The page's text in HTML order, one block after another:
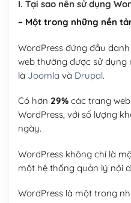
Hosting 8GB SSD (1
I. Tại sao nên sử dụng
– Một trong những nền
WordPress đứng đầu
web thường được sử dụng
là Joomla và Drupal.
Có hơn 29%các trang
WordPress, với số lượng
ngày.
WordPress không chỉ là
một hệ thống quản lý nội
WordPress là một trong